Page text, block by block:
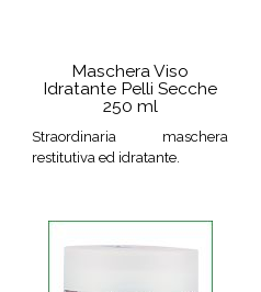
Maschera Viso
Idratante Pelli Secche
250 ml
Straordinaria maschera
restitutiva ed idratante.